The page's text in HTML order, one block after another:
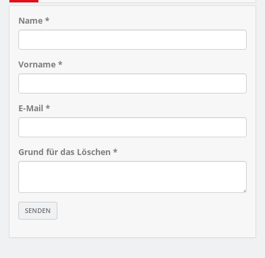
Name *
Vorname *
E-Mail *
Grund für das Löschen *